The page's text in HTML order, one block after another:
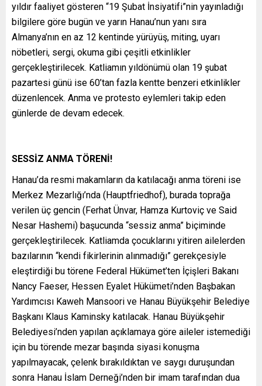
yıldır faaliyet gösteren “19 Şubat İnsiyatifi”nin yayınladığı
bilgilere göre bugün ve yarın Hanau’nun yanı sıra
Almanya’nın en az 12 kentinde yürüyüş, miting, uyarı
nöbetleri, sergi, okuma gibi çeşitli etkinlikler
gerçekleştirilecek. Katliamın yıldönümü olan 19 şubat
pazartesi günü ise 60’tan fazla kentte benzeri etkinlikler
düzenlencek. Anma ve protesto eylemleri takip eden
günlerde de devam edecek.
SESSİZ ANMA TÖRENİ!
Hanau’da resmi makamların da katılacağı anma töreni ise
Merkez Mezarlığı’nda (Hauptfriedhof), burada toprağa
verilen üç gencin (Ferhat Ünvar, Hamza Kurtoviç ve Said
Nesar Hashemi) başucunda “sessiz anma” biçiminde
gerçekleştirilecek. Katliamda çocuklarını yitiren ailelerden
bazılarının “kendi fikirlerinin alınmadığı” gerekçesiyle
eleştirdiği bu törene Federal Hükümet’ten İçişleri Bakanı
Nancy Faeser, Hessen Eyalet Hükümeti’nden Başbakan
Yardımcısı Kaweh Mansoori ve Hanau Büyükşehir Belediye
Başkanı Klaus Kaminsky katılacak. Hanau Büyükşehir
Belediyesi’nden yapılan açıklamaya göre aileler istemediği
için bu törende mezar başında siyasi konuşma
yapılmayacak, çelenk bırakıldıktan ve saygı duruşundan
sonra Hanau İslam Derneği’nden bir imam tarafından dua